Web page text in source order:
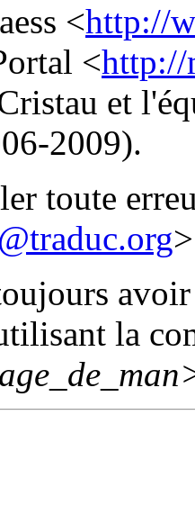
<http://
<http://
et
2009).
toute
la